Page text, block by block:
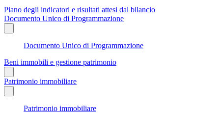
Piano degli indicatori e risultati attesi dal bilancio
Documento Unico di Programmazione
Documento Unico di Programmazione
Beni immobili e gestione patrimonio
Patrimonio immobiliare
Patrimonio immobiliare